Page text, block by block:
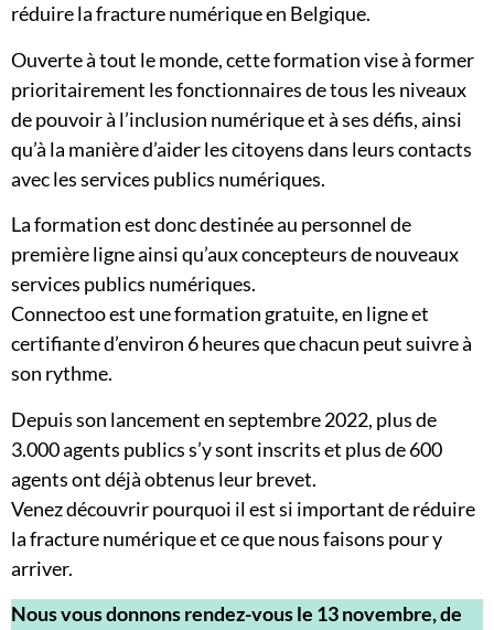
réduire la fracture numérique en Belgique.
Ouverte à tout le monde, cette formation vise à former
prioritairement les fonctionnaires de tous les niveaux
de pouvoir à l’inclusion numérique et à ses défis, ainsi
qu’à la manière d’aider les citoyens dans leurs contacts
avec les services publics numériques.
La formation est donc destinée au personnel de
première ligne ainsi qu’aux concepteurs de nouveaux
services publics numériques.
Connectoo est une formation gratuite, en ligne et
certifiante d’environ 6 heures que chacun peut suivre à
son rythme.
Depuis son lancement en septembre 2022, plus de
3.000 agents publics s’y sont inscrits et plus de 600
agents ont déjà obtenus leur brevet.
Venez découvrir pourquoi il est si important de réduire
la fracture numérique et ce que nous faisons pour y
arriver.
Nous vous donnons rendez-vous le 13 novembre, de